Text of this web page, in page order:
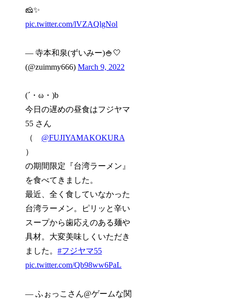
🧀✨
pic.twitter.com/lVZAQlgNol
— 寺本和泉(ずいみー)🍚🤍
(@zuimmy666)March 9, 2022
(´・ω・)b
今日の遅めの昼食はフジヤマ
55 さん
（ @FUJIYAMAKOKURA
）
の期間限定『台湾ラーメン』
を食べてきました。
最近、全く食していなかった
台湾ラーメン。ピリッと辛い
スープから歯応えのある麺や
具材。大変美味しくいただき
ました。#フジヤマ55
pic.twitter.com/Qb98ww6PaL
— ふぉっこさん@ゲームな関